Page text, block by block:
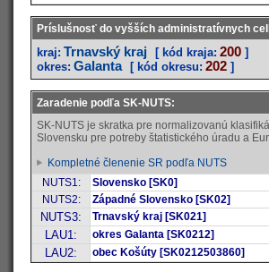
Príslušnosť do vyšších administratívnych
kraj: Trnavský kraj [ kód kraja: 200 ]
okres: Galanta [ kód okresu: 202 ]
Zaradenie podľa SK-NUTS:
SK-NUTS je skratka pre normalizovanú
Slovensku pre potreby štatistického úradu a
Kompletné členenie SR podľa NUTS
NUTS1:
Slovensko [SK0]
NUTS2:
Západné Slovensko [SK02]
NUTS3: Trnavský kraj [SK021]
LAU1: okres Galanta [SK0212]
LAU2: obec Košúty [SK0212503860]